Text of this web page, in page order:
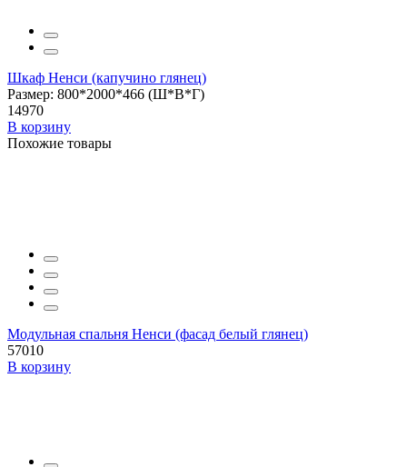
Шкаф Ненси (капучино глянец)
Размер: 800*2000*466 (Ш*В*Г)
14970
В корзину
Похожие товары
Модульная спальня Ненси (фасад белый глянец)
57010
В корзину